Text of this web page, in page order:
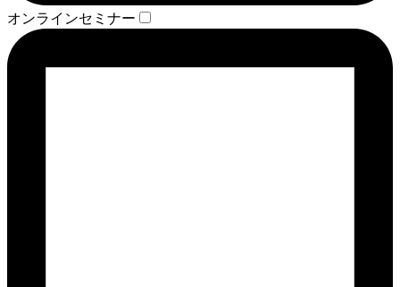
オンラインセミナー